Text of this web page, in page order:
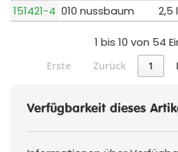
Verfügbarkeit dieses
151421-4 010 nussbaum 2,5
1 bis 10 von 54
Erste Zurück 1